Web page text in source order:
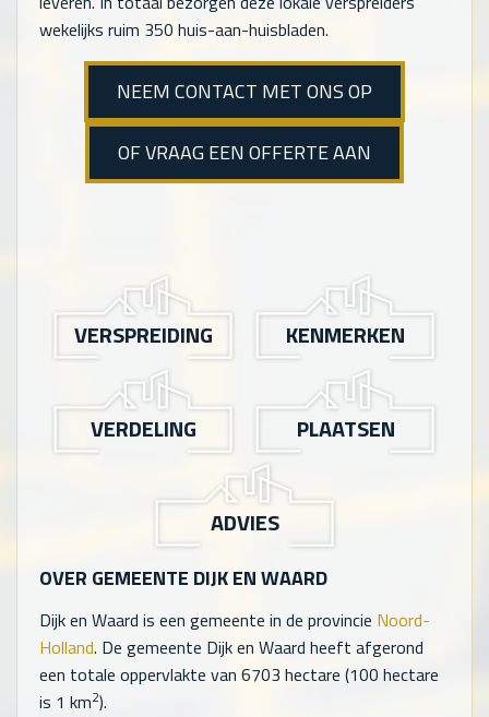
wekelijks ruim 350 huis-aan-huisbladen.
NEEM CONTACT MET ONS OP
OF VRAAG EEN OFFERTE AAN
VERSPREIDING KENMERKEN
VERDELING PLAATSEN
ADVIES
OVER GEMEENTE DIJK EN WAARD
Dijk en Waard is een gemeente in de provincie Noord-
Holland. De gemeente Dijk en Waard heeft afgerond
een totale oppervlakte van 6703 hectare (100 hectare
is 1 km2).